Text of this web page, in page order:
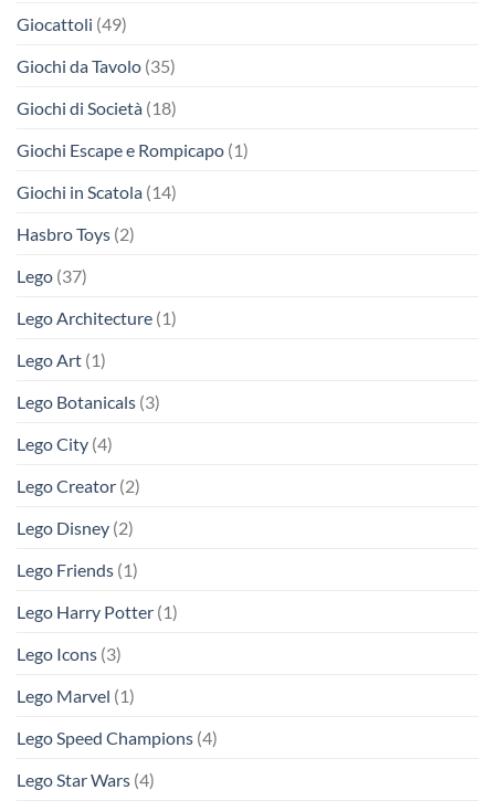
Giocattoli (49)
Giochi da Tavolo (35)
Giochi di Società (18)
Giochi Escape e Rompicapo (1)
Giochi in Scatola (14)
Hasbro Toys (2)
Lego (37)
Lego Architecture (1)
Lego Art (1)
Lego Botanicals (3)
Lego City (4)
Lego Creator (2)
Lego Disney (2)
Lego Friends (1)
Lego Harry Potter (1)
Lego Icons (3)
Lego Marvel (1)
Lego Speed Champions (4)
Lego Star Wars (4)